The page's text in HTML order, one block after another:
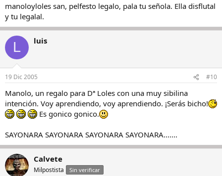
manoloyloles san, pelfesto legalo, pala tu señola. Ella disflutal
y tu legalal.
L luis
19 Dic 2005 #10
Manolo, un regalo para Dª Loles con una muy sibilina
intención. Voy aprendiendo, voy aprendiendo. ¡Serás bicho!
Es gonico gonico.
SAYONARA SAYONARA SAYONARA SAYONARA.......
Calvete
Milpostista Sin verificar